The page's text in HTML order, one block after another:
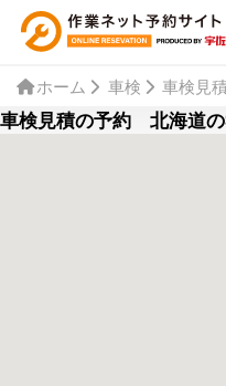
ホーム 車検 車検見
車検見積の予約 北海道